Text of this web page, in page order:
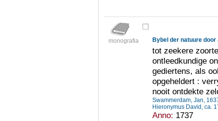
monografia
tot zeekere
ontleedkundige
gediertens, als
opgeheldert :
nooit ontdekte
Swammerdam, Jan,
Hieronymus David, ca.
Anno: 1737